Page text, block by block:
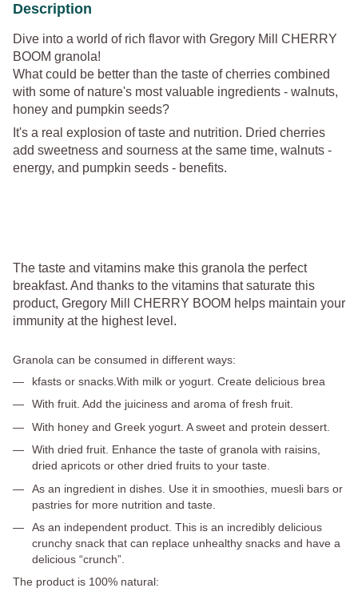
Description
Dive into a world of rich flavor with Gregory Mill CHERRY
BOOM granola!
What could be better than the taste of cherries combined
with some of nature's most valuable ingredients - walnuts,
honey and pumpkin seeds?
It's a real explosion of taste and nutrition. Dried cherries
add sweetness and sourness at the same time, walnuts -
energy, and pumpkin seeds - benefits.
The taste and vitamins make this granola the perfect
breakfast. And thanks to the vitamins that saturate this
product, Gregory Mill CHERRY BOOM helps maintain your
immunity at the highest level.
Granola can be consumed in different ways:
kfasts or snacks.With milk or yogurt. Create delicious brea
With fruit. Add the juiciness and aroma of fresh fruit.
With honey and Greek yogurt. A sweet and protein dessert.
With dried fruit. Enhance the taste of granola with raisins,
dried apricots or other dried fruits to your taste.
As an ingredient in dishes. Use it in smoothies, muesli bars or
pastries for more nutrition and taste.
As an independent product. This is an incredibly delicious
crunchy snack that can replace unhealthy snacks and have a
delicious “crunch”.
The product is 100% natural: